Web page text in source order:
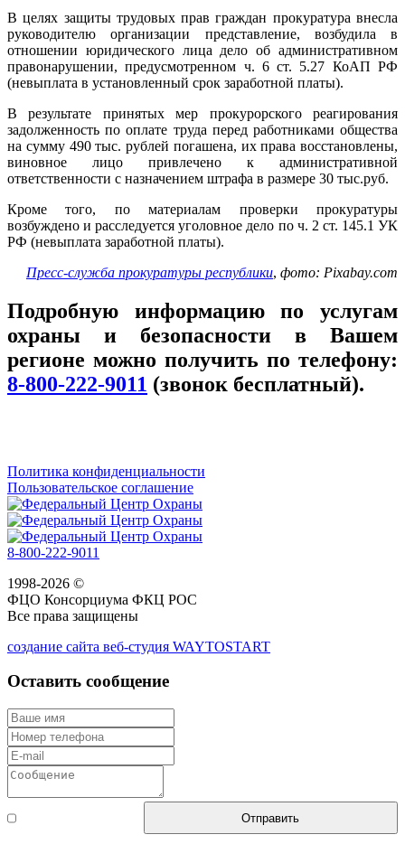
В целях защиты трудовых прав граждан прокуратура внесла
руководителю организации представление, возбудила в
отношении юридического лица дело об административном
правонарушении, предусмотренном ч. 6 ст. 5.27 КоАП РФ
(невыплата в установленный срок заработной платы).
В результате принятых мер прокурорского реагирования
задолженность по оплате труда перед работниками общества
на сумму 490 тыс. рублей погашена, их права восстановлены,
виновное лицо привлечено к административной
ответственности с назначением штрафа в размере 30 тыс.руб.
Кроме того, по материалам проверки прокуратуры
возбуждено и расследуется уголовное дело по ч. 2 ст. 145.1 УК
РФ (невыплата заработной платы).
Пресс-служба прокуратуры республики, фото: Pixabay.com
Подробную информацию по услугам
охраны и безопасности в Вашем
регионе можно получить по телефону:
8-800-222-9011 (звонок бесплатный).
Политика конфиденциальности
Пользовательское соглашение
8-800-222-9011
1998-2026 ©
ФЦО Консорциума ФКЦ РОС
Все права защищены
создание сайта веб-студия WAYTOSTART
Оставить сообщение
Отправить